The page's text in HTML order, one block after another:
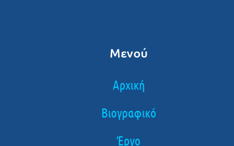
Μενού
Αρχική
Βιογραφικό
Έργο